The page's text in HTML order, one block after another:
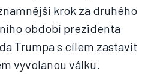
krok za druhého
období prezidenta
Trumpa s cílem zastavit
vyvolanou válku.